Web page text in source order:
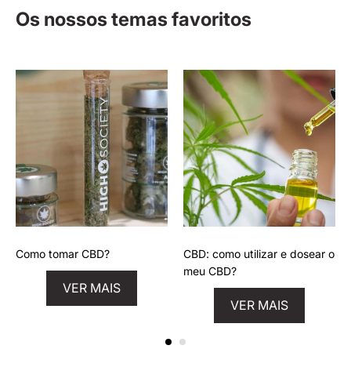
Os nossos temas favoritos
Como tomar CBD?
VER MAIS
CBD: como utilizar e dosear o
meu CBD?
VER MAIS